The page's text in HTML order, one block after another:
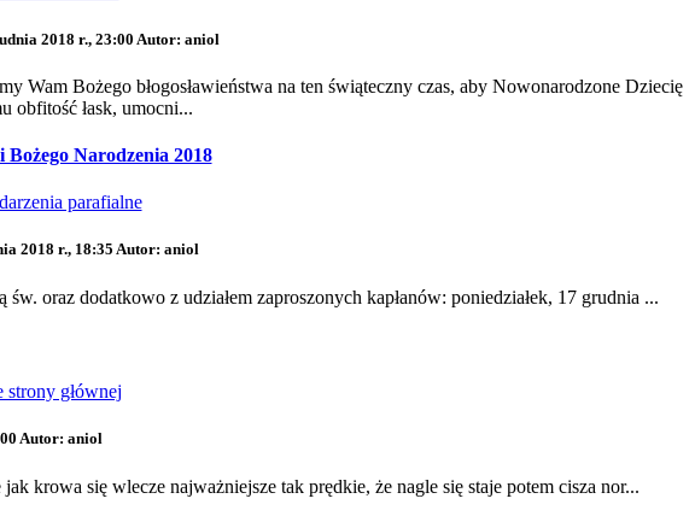
2018 r., 23:00 Autor: aniol
Bożego błogosławieństwa na ten świąteczny czas, aby Nowonarodzone Dziecię
obfitość łask, umocni...
Narodzenia 2018
parafialne
2018 r., 18:35 Autor: aniol
oraz dodatkowo z udziałem zaproszonych kapłanów: poniedziałek, 17 grudnia ...
głównej
Autor: aniol
krowa się wlecze najważniejsze tak prędkie, że nagle się staje potem cisza nor...